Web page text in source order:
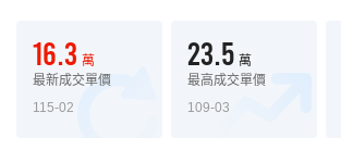
16.3 萬
最新成交單價
115-02
23.5 萬
最高成交單價
109-03